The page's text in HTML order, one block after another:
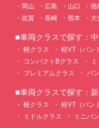
岡山
広島 山口 徳
佐賀
長崎 熊本 大
■車両クラスで探す：
軽クラス 軽VT（バン
コンパクトBクラス
プレミアムクラス
バ
■車両クラスで探す：
軽クラス 軽VT（バン
ミドルクラス
ミニバ